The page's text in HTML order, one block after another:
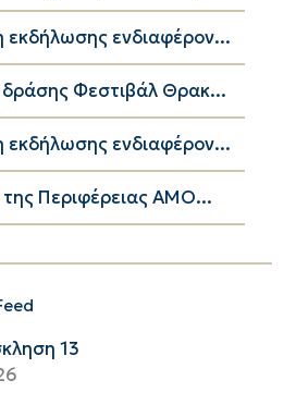
εκδήλωσης ενδιαφέρον...
δράσης Φεστιβάλ Θρακ...
εκδήλωσης ενδιαφέρον...
Περιφέρειας ΑΜΟ...
13